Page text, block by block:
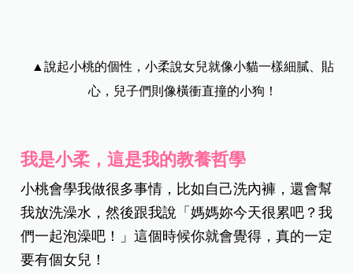
▲說起小桃的個性，小柔說女兒就像小貓一樣細膩、貼
心，兒子們則像橫衝直撞的小狗！
我是小柔，這是我的教養哲學
小桃會學我做很多事情，比如自己洗內褲，還會幫
我放洗澡水，然後跟我說「媽媽妳今天很累吧？我
們一起泡澡吧！」這個時候你就會覺得，真的一定
要有個女兒！